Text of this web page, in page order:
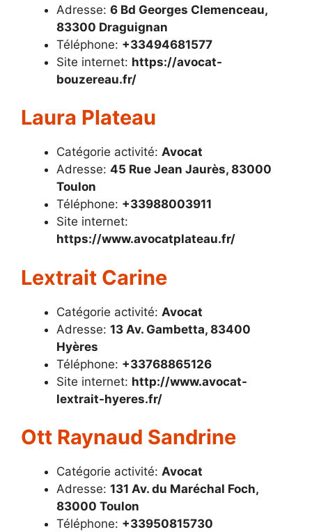
Adresse: 6 Bd Georges Clemenceau,
83300 Draguignan
Téléphone: +33494681577
Site internet: https://avocat-
bouzereau.fr/
Laura Plateau
Catégorie activité: Avocat
Adresse: 45 Rue Jean Jaurès, 83000
Toulon
Téléphone: +33988003911
Site internet:
https://www.avocatplateau.fr/
Lextrait Carine
Catégorie activité: Avocat
Adresse: 13 Av. Gambetta, 83400
Hyères
Téléphone: +33768865126
Site internet: http://www.avocat-
lextrait-hyeres.fr/
Ott Raynaud Sandrine
Catégorie activité: Avocat
Adresse: 131 Av. du Maréchal Foch,
83000 Toulon
Téléphone: +33950815730